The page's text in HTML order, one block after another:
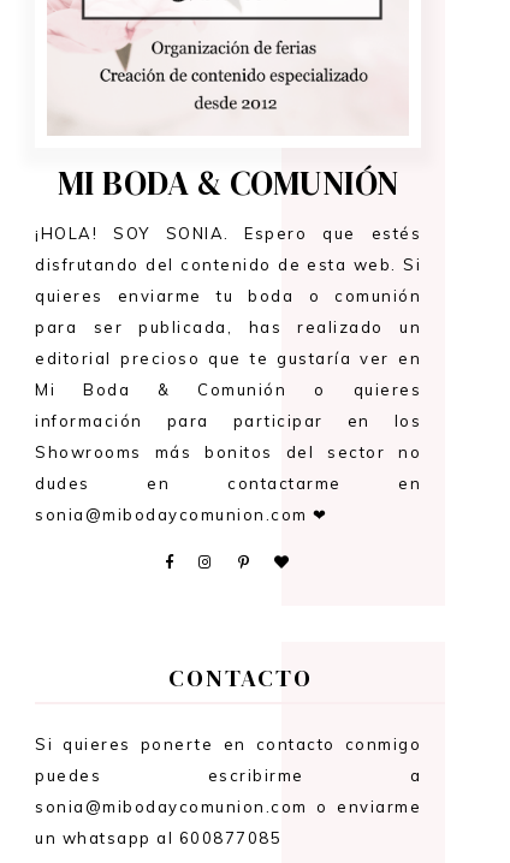
MI BODA & COMUNIÓN
¡HOLA! SOY SONIA. Espero que estés
disfrutando del contenido de esta web. Si
quieres enviarme tu boda o comunión
para ser publicada, has realizado un
editorial precioso que te gustaría ver en
Mi Boda & Comunión o quieres
información para participar en los
Showrooms más bonitos del sector no
dudes en contactarme en
sonia@mibodaycomunion.com ❤
CONTACTO
Si quieres ponerte en contacto conmigo
puedes escribirme a
sonia@mibodaycomunion.com o enviarme
un whatsapp al 600877085